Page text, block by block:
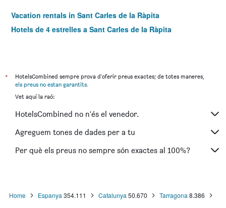
Vacation rentals in Sant Carles de la Ràpita
Hotels de 4 estrelles a Sant Carles de la Ràpita
*
HotelsCombined sempre prova d'oferir preus exactes; de totes maneres,
els preus no estan garantits.
Vet aquí la raó:
HotelsCombined no n'és el venedor.
Agreguem tones de dades per a tu
Per què els preus no sempre són exactes al 100%?
Home Espanya 354.111 Catalunya 50.670 Tarragona 8.386